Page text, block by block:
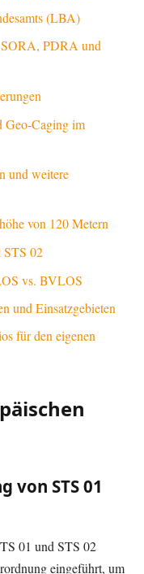
(LBA)
PDRA und
Geo-Caging im
und weitere
von 120 Metern
STS 02
vs. BVLOS
und Einsatzgebieten
für den eigenen
von STS 01
01 und STS 02
eingeführt, um